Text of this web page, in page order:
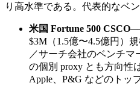
り高水準である。代表的なベ
米国 Fortune 500 CSCO
$3M（1.5億〜4.5億円）
／サーチ会社のベンチマ
の個別 proxy とも方向性
Apple、P&G などのトッ